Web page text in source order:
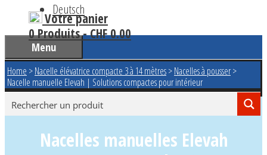
Deutsch
Votre panier
0 Produits -CHF0.00
Menu
Home >Nacelle élévatrice compacte 3 à 14 mètres>Nacelles à pousser>
Nacelle manuelle Elevah | Solutions compactes pour intérieur
Nacelles manuelles Elevah